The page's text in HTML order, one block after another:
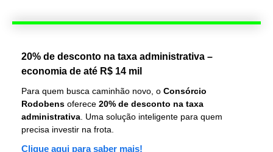
20% de desconto na taxa administrativa –
economia de até R$ 14 mil
Para quem busca caminhão novo, o Consórcio
Rodobens oferece 20% de desconto na taxa
administrativa . Uma solução inteligente para quem
precisa investir na frota.
Clique aqui para saber mais!